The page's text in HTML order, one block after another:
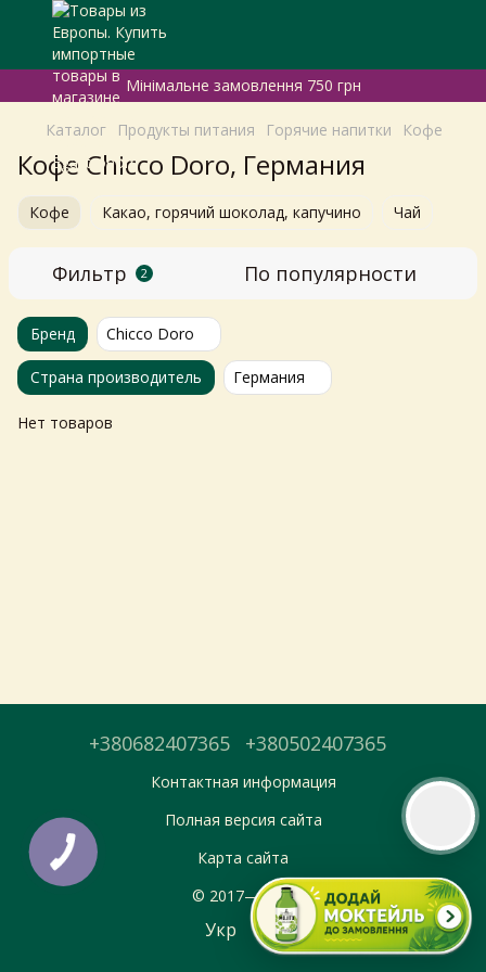
Мінімальне замовлення 750 грн
Каталог Продукты питания Горячие напитки Кофе
Кофе Chicco Doro, Германия
Кофе Какао, горячий шоколад, капучино Чай
Фильтр 2 По популярности
Бренд Chicco Doro
Страна производитель Германия
Нет товаров
+380682407365 +380502407365
Контактная информация
Полная версия сайта
Карта сайта
© 2017—2026
Укр Рус
Перейти до оформлення
День доставки обираєте під час оформлення.